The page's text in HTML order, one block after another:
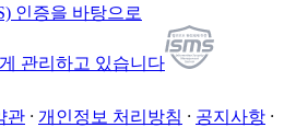
인증을 바탕으로
관리하고 있습니다
관 개인정보 처리방침
공지사항